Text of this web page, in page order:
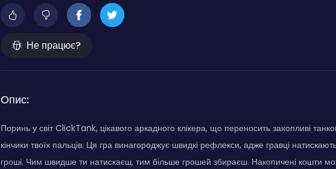
Не працює?
Опис:
Поринь у світ ClickTank, цікавого аркадного клікера, що переносить захопливі
кінчики твоїх пальців. Ця гра винагороджує швидкі рефлекси, адже гравці
гроші. Чим швидше ти натискаєш, тим більше грошей збираєш. Накопичені кошти